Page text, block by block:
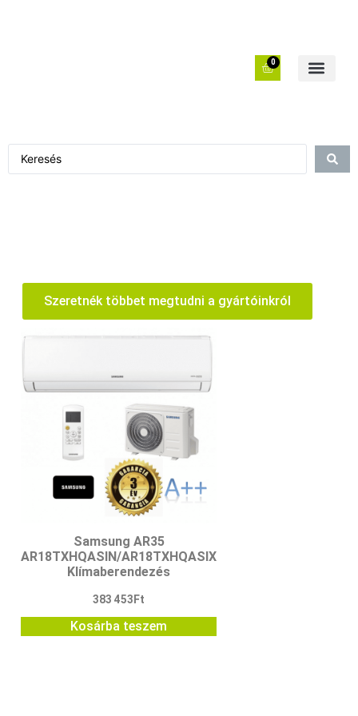
0
Szeretnék többet megtudni a gyártóinkról
Samsung AR35
AR18TXHQASIN/AR18TXHQASIX
Klímaberendezés
383 453 Ft
Kosárba teszem